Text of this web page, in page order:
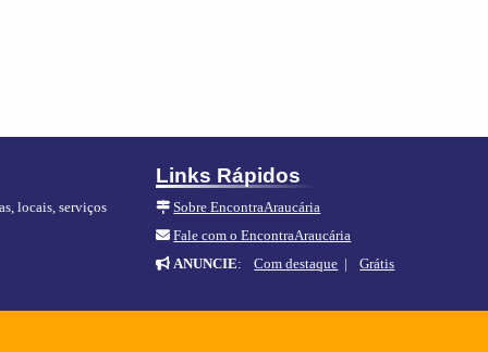
locais, serviços
Links Rápidos
Sobre EncontraAraucária
Fale com o EncontraAraucária
ANUNCIE: Com destaque | Grátis